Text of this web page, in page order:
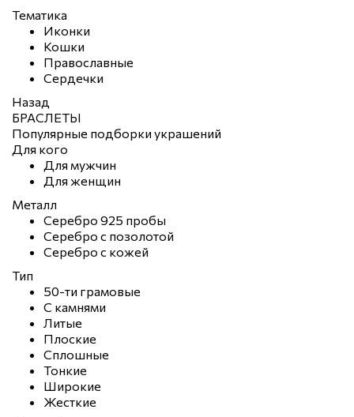
Тематика
Иконки
Кошки
Православные
Сердечки
Назад
БРАСЛЕТЫ
Популярные подборки украшений
Для кого
Для мужчин
Для женщин
Металл
Серебро 925 пробы
Серебро с позолотой
Серебро с кожей
Тип
50-ти грамовые
С камнями
Литые
Плоские
Сплошные
Тонкие
Широкие
Жесткие